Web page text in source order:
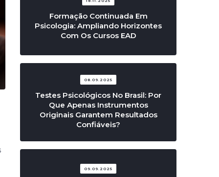
Formação Continuada Em
Psicologia: Ampliando Horizontes
Com Os Cursos EAD
08.09.2025
Testes Psicológicos No Brasil: Por
Que Apenas Instrumentos
Originais Garantem Resultados
Confiáveis?
09.09.2025